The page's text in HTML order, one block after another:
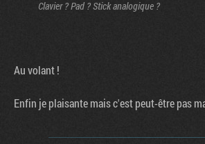
Clavier ? Pad ? Stick analogique ?
Au volant !
Enfin je plaisante mais c'est peut-être pas